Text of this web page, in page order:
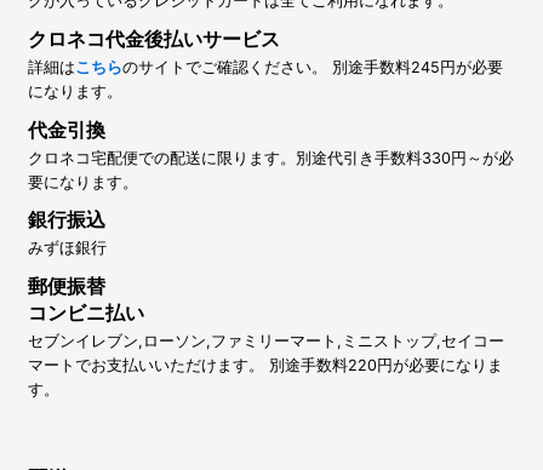
クロネコ代金後払いサービス
詳細はこちらのサイトでご確認ください。 別途手数料245円が必要
になります。
代金引換
クロネコ宅配便での配送に限ります。別途代引き手数料330円～が必
要になります。
銀行振込
みずほ銀行
郵便振替
コンビニ払い
セブンイレブン,ローソン,ファミリーマート,ミニストップ,セイコー
マートでお支払いいただけます。 別途手数料220円が必要になりま
す。